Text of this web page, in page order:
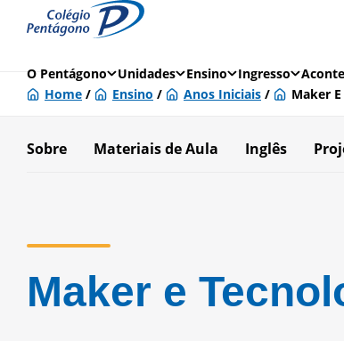
O Pentágono Unidades Ensino Ingresso
Home / Ensino / Anos Iniciais / Maker
Sobre Materiais de Aula Inglês
Maker e